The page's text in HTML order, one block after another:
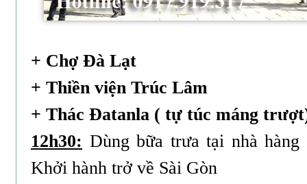
+ Chợ Đà Lạt
+ Thiền viện Trúc Lâm
+ Thác Đatanla ( tự túc máng
12h30: Dùng bữa trưa tại nhà
Khởi hành trở về Sài Gòn